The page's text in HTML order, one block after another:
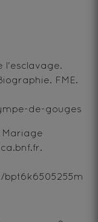
l'esclavage.
FME.
de-gouges
Mariage
bpt6k6505255m